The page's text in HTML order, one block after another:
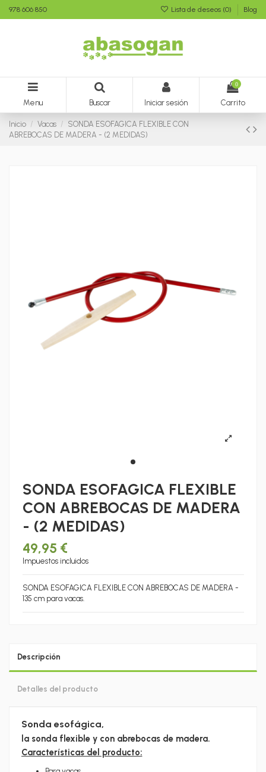
978 606 850 Lista de deseos (0) Blog
Menu Buscar Iniciar sesión
0
Carrito
Inicio Vacas
SONDA ESOFAGICA FLEXIBLE CON
ABREBOCAS DE MADERA - (2 MEDIDAS)
SONDA ESOFAGICA FLEXIBLE
CON ABREBOCAS DE MADERA
- (2 MEDIDAS)
49,95 €
Impuestos incluidos
SONDA ESOFAGICA FLEXIBLE CON ABREBOCAS DE MADERA -
135 cm para vacas.
Descripción
Detalles del producto
Sonda esofágica,
la sonda flexible y con abrebocas de madera.
Características del producto: